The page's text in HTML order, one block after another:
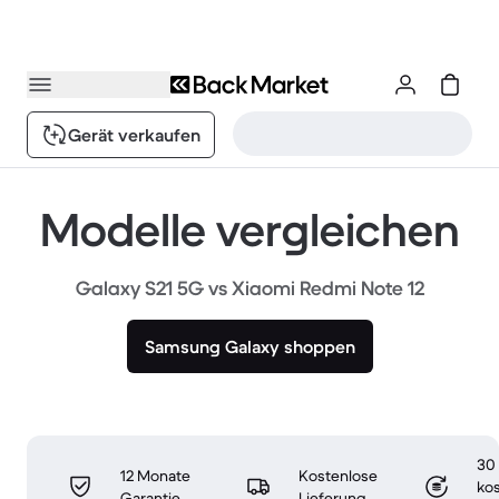
Gerät verkaufen
Modelle vergleichen
Galaxy S21 5G vs Xiaomi Redmi Note 12
Samsung Galaxy shoppen
12 Monate
Kostenlose
30